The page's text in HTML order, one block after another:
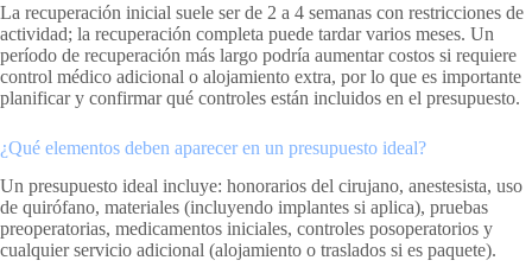
La recuperación inicial suele ser de 2 a 4 semanas con restricciones de
actividad; la recuperación completa puede tardar varios meses. Un
período de recuperación más largo podría aumentar costos si requiere
control médico adicional o alojamiento extra, por lo que es importante
planificar y confirmar qué controles están incluidos en el presupuesto.
¿Qué elementos deben aparecer en un presupuesto ideal?
Un presupuesto ideal incluye: honorarios del cirujano, anestesista, uso
de quirófano, materiales (incluyendo implantes si aplica), pruebas
preoperatorias, medicamentos iniciales, controles posoperatorios y
cualquier servicio adicional (alojamiento o traslados si es paquete).